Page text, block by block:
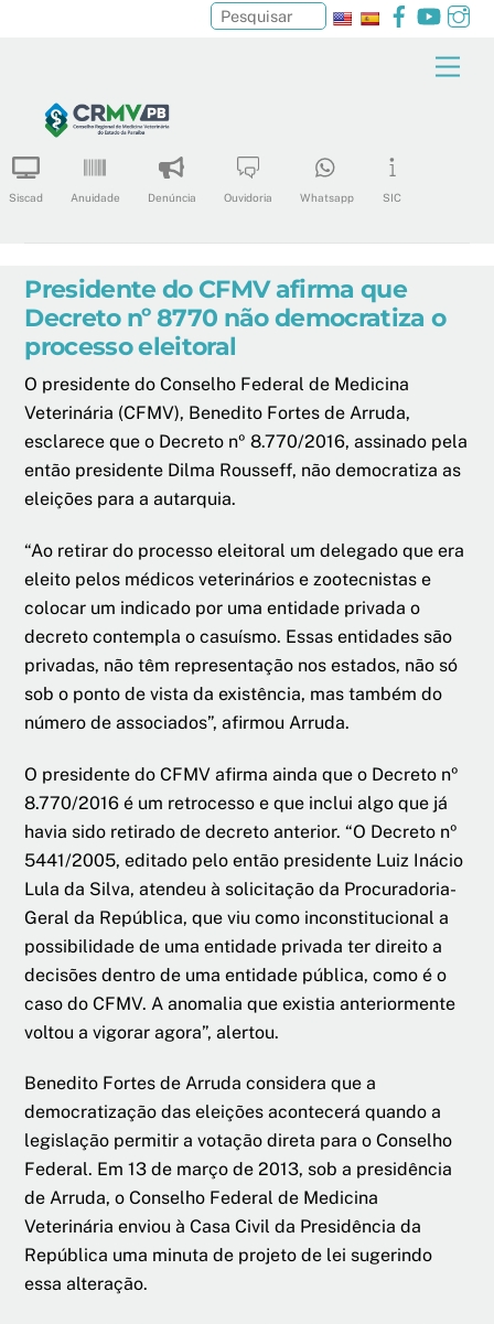
content
Facebook
Siscad Anuidade Denúncia Ouvidoria Whatsapp SIC
Pesquisar
Presidente do CFMV afirma que
Decreto nº 8770 não democratiza o
processo eleitoral
O presidente do Conselho Federal de Medicina
Veterinária (CFMV), Benedito Fortes de Arruda,
esclarece que o Decreto nº 8.770/2016, assinado pela
então presidente Dilma Rousseff, não democratiza as
eleições para a autarquia.
“Ao retirar do processo eleitoral um delegado que era
eleito pelos médicos veterinários e zootecnistas e
colocar um indicado por uma entidade privada o
decreto contempla o casuísmo. Essas entidades são
privadas, não têm representação nos estados, não só
sob o ponto de vista da existência, mas também do
número de associados”, afirmou Arruda.
O presidente do CFMV afirma ainda que o Decreto nº
8.770/2016 é um retrocesso e que inclui algo que já
havia sido retirado de decreto anterior. “O Decreto nº
5441/2005, editado pelo então presidente Luiz Inácio
Lula da Silva, atendeu à solicitação da Procuradoria-
Geral da República, que viu como inconstitucional a
possibilidade de uma entidade privada ter direito a
decisões dentro de uma entidade pública, como é o
caso do CFMV. A anomalia que existia anteriormente
voltou a vigorar agora”, alertou.
Benedito Fortes de Arruda considera que a
democratização das eleições acontecerá quando a
legislação permitir a votação direta para o Conselho
Federal. Em 13 de março de 2013, sob a presidência
de Arruda, o Conselho Federal de Medicina
Veterinária enviou à Casa Civil da Presidência da
República uma minuta de projeto de lei sugerindo
essa alteração.